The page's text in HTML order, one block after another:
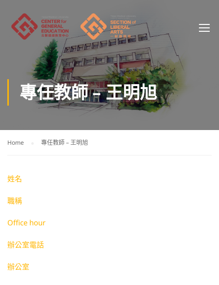
專任教師 – 王明旭
Home 專任教師 – 王明旭
姓名
職稱
Office hour
辦公室電話
辦公室